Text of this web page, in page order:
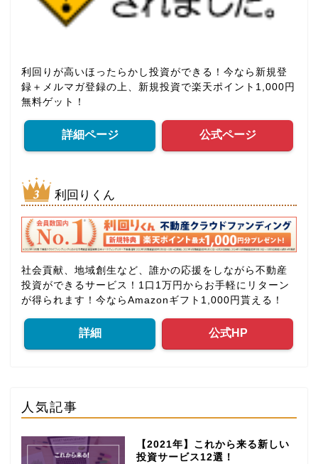
利回りが高いほったらかし投資ができる！今なら新規登
録＋メルマガ登録の上、新規投資で楽天ポイント1,000円
無料ゲット！
詳細ページ 公式ページ
利回りくん
社会貢献、地域創生など、誰かの応援をしながら不動産
投資ができるサービス！1口1万円からお手軽にリターン
が得られます！今ならAmazonギフト1,000円貰える！
詳細 公式HP
人気記事
【2021年】これから来る新しい
投資サービス12選！